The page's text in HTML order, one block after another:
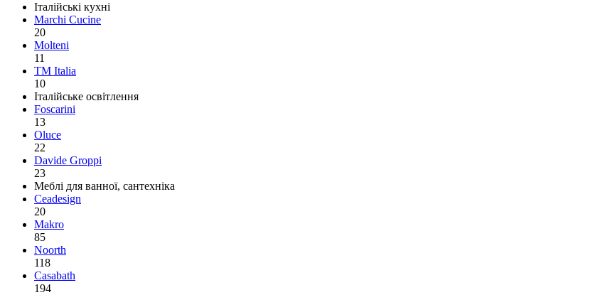
Італійські кухні
Marchi Cucine
20
Molteni
11
TM Italia
10
Італійське освітлення
Foscarini
13
Oluce
22
Davide Groppi
23
Меблі для ванної, сантехніка
Ceadesign
20
Makro
85
Noorth
118
Сasabath
194